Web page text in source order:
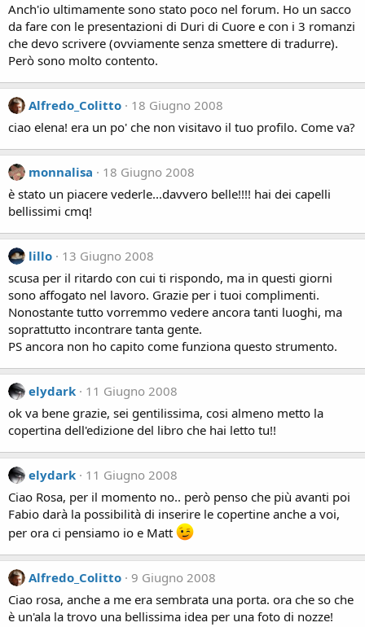
Anch'io ultimamente sono stato poco nel forum. Ho un sacco
da fare con le presentazioni di Duri di Cuore e con i 3 romanzi
che devo scrivere (ovviamente senza smettere di tradurre).
Però sono molto contento.
Alfredo_Colitto
18 Giugno 2008
ciao elena! era un po' che non visitavo il tuo profilo. Come va?
monnalisa
18 Giugno 2008
è stato un piacere vederle...davvero belle!!!! hai dei capelli
bellissimi cmq!
lillo
13 Giugno 2008
scusa per il ritardo con cui ti rispondo, ma in questi giorni
sono affogato nel lavoro. Grazie per i tuoi complimenti.
Nonostante tutto vorremmo vedere ancora tanti luoghi, ma
soprattutto incontrare tanta gente.
PS ancora non ho capito come funziona questo strumento.
elydark
11 Giugno 2008
ok va bene grazie, sei gentilissima, cosi almeno metto la
copertina dell'edizione del libro che hai letto tu!!
elydark
11 Giugno 2008
Ciao Rosa, per il momento no.. però penso che più avanti poi
Fabio darà la possibilità di inserire le copertine anche a voi,
per ora ci pensiamo io e Matt
Alfredo_Colitto
9 Giugno 2008
Ciao rosa, anche a me era sembrata una porta. ora che so che
è un'ala la trovo una bellissima idea per una foto di nozze!